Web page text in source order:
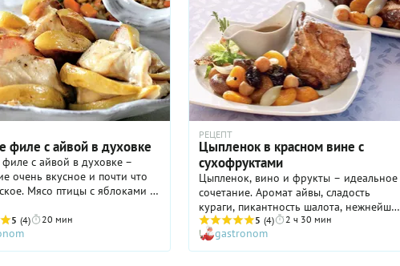
филе с айвой в духовке
с айвой в духовке –
очень вкусное и почти что
Мясо птицы с яблоками и
тандемов после мяса и
Мы предлагаем не просто
вместе, а красиво вставить
5 (4) 20 мин
РЕЦЕПТ
Цыпленок в красном вине с
сухофруктами
Цыпленок, вино и фрукты – идеальное
сочетание. Аромат айвы, сладость
кураги, пикантность шалота, нежнейшее
мясо и густой винный соус – что может
быть лучше для воскресного обеда в
хмурый осенний день
5 (4) 2 ч 30 мин
gastronom